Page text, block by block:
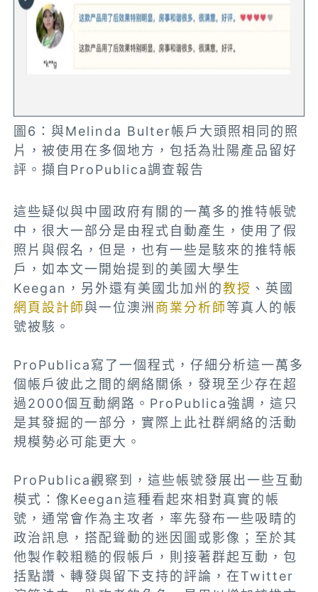
圖6：與Melinda Bulter帳戶大頭照相同的照
片，被使用在多個地方，包括為壯陽產品留好
評。擷自ProPublica調查報告
這些疑似與中國政府有關的一萬多的推特帳號
中，很大一部分是由程式自動產生，使用了假
照片與假名，但是，也有一些是駭來的推特帳
戶，如本文一開始提到的美國大學生
Keegan，另外還有美國北加州的教授 、英國
網頁設計師與一位澳洲 商業分析師等真人的帳
號被駭。
ProPublica寫了一個程式，仔細分析這一萬多
個帳戶彼此之間的網絡關係，發現至少存在超
過2000個互動網路。ProPublica強調，這只
是其發掘的一部分，實際上此社群網絡的活動
規模勢必可能更大。
ProPublica觀察到，這些帳號發展出一些互動
模式：像Keegan這種看起來相對真實的帳
號，通常會作為主攻者，率先發布一些吸睛的
政治訊息，搭配聳動的迷因圖或影像；至於其
他製作較粗糙的假帳戶，則接著群起互動，包
括點讚、轉發與留下支持的評論，在Twitter